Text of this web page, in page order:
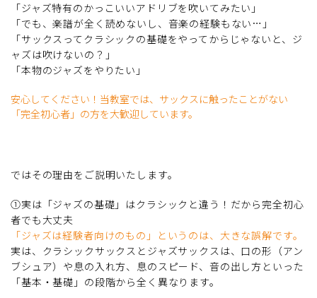
「ジャズ特有のかっこいいアドリブを吹いてみたい」
「でも、楽譜が全く読めないし、音楽の経験もない…」
「サックスってクラシックの基礎をやってからじゃないと、ジ
ャズは吹けないの？」
「本物のジャズをやりたい」
安心してください！当教室では、サックスに触ったことがない
「完全初心者」の方を大歓迎しています。
ではその理由をご説明いたします。
①実は「ジャズの基礎」はクラシックと違う！だから完全初心
者でも大丈夫
「ジャズは経験者向けのもの」というのは、大きな誤解です。
実は、クラシックサックスとジャズサックスは、口の形（アン
ブシュア）や息の入れ方、息のスピード、音の出し方といった
「基本・基礎」の段階から全く異なります。